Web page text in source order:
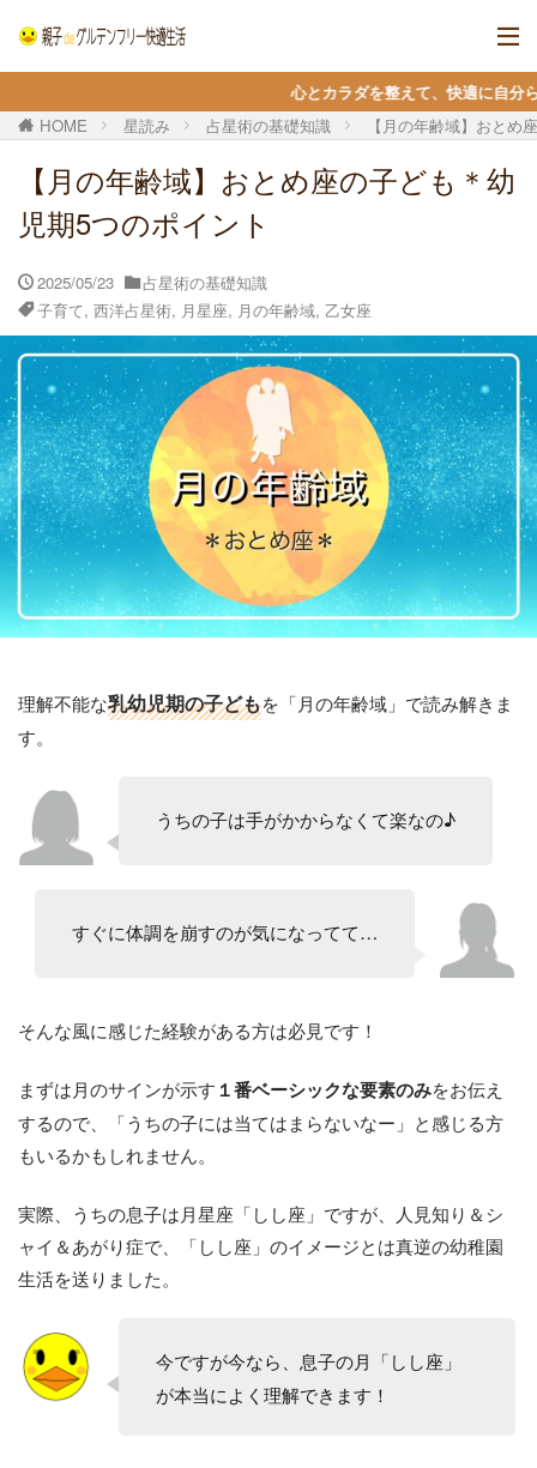
心とカラダを整えて、快適に自分らしく生きる ＊ 当サ
HOME
星読み 占星術の基礎知識 【月の年齢域】おとめ
【月の年齢域】おとめ座の子ども＊幼
児期5つのポイント
2025/05/23
占星術の基礎知識
子育て, 西洋占星術, 月星座, 月の年齢域, 乙女座
理解不能な乳幼児期の子どもを「月の年齢域」で読み解きま
す。
うちの子は手がかからなくて楽なの♪
すぐに体調を崩すのが気になってて…
そんな風に感じた経験がある方は必見です！
まずは月のサインが示す１番ベーシックな要素のみをお伝え
するので、「うちの子には当てはまらないなー」と感じる方
もいるかもしれません。
実際、うちの息子は月星座「しし座」ですが、人見知り＆シ
ャイ＆あがり症で、「しし座」のイメージとは真逆の幼稚園
生活を送りました。
今ですが今なら、息子の月「しし座」
が本当によく理解できます！